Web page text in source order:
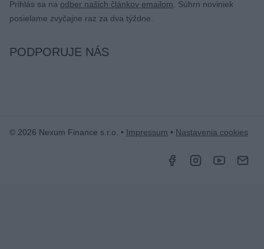
Prihlás sa na odber našich článkov emailom . Súhrn noviniek
posielame zvyčajne raz za dva týždne.
PODPORUJE NÁS
© 2026 Nexum Finance s.r.o. • Impressum • Nastavenia cookies